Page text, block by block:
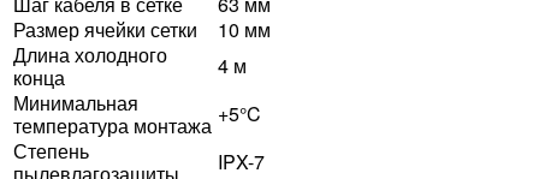
Размер ячейки сетки
10 мм
Длина холодного
конца
4 м
Минимальная
температура монтажа +5°C
Степень
IPX-7